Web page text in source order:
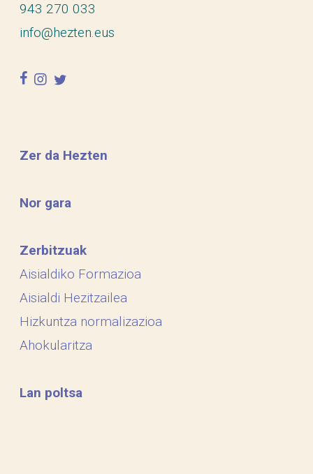
943 270 033
info@hezten.eus
facebook
instagram
twitter
Zer da Hezten
Nor gara
Zerbitzuak
Aisialdiko Formazioa
Aisialdi Hezitzailea
Hizkuntza normalizazioa
Ahokularitza
Lan poltsa